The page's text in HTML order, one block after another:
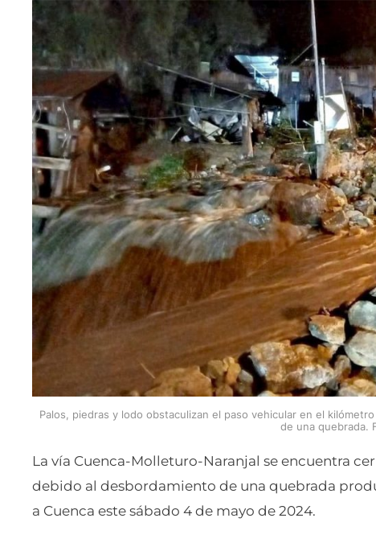
Palos, piedras y lodo obstaculizan el paso vehicular en el
de una quebrada.
La vía Cuenca-Molleturo-Naranjal se encuentra
debido al desbordamiento de una quebrada
a Cuenca este sábado 4 de mayo de 2024.